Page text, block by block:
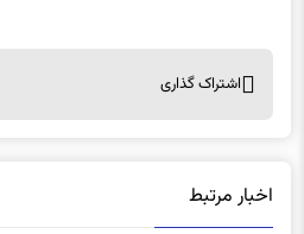
اشتراک گذاری
اخبار مرتبط